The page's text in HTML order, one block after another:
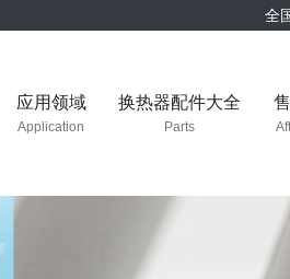
全
应用领域
Application
换热器配件大全
Parts